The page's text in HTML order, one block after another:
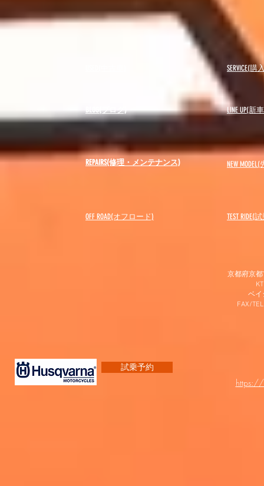
BLOG(ブログ)
SERVICE(
LINE UP(新
REPAIRS(修理・メンテナンス) NEW MODEL(
OFF ROAD(オフロード) ​TEST RIDE(
京都府京
ベイ
FAX/
試乗予約
https://